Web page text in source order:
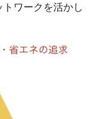
ワークを活かし